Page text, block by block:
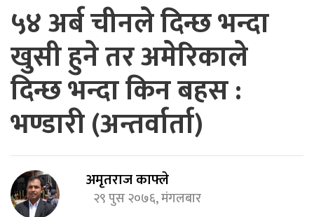
५४ अर्ब चीनले दिन्छ भन्दा
खुसी हुने तर अमेरिकाले
दिन्छ भन्दा किन बहस :
भण्डारी (अन्तर्वार्ता)
अमृतराज काफ्ले
२९ पुस २०७६, मंगलबार